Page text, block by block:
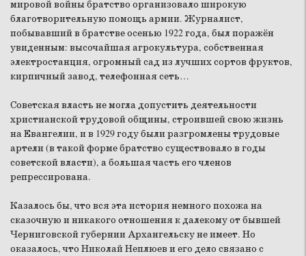
мировой войны братство организовало широкую
благотворительную помощь армии. Журналист,
побывавший в братстве осенью 1922 года, был поражён
увиденным: высочайшая агрокультура, собственная
электростанция, огромный сад из лучших сортов фруктов,
кирпичный завод, телефонная сеть…
Советская власть не могла допустить деятельности
христианской трудовой общины, строившей свою жизнь
на Евангелии, и в 1929 году были разгромлены трудовые
артели (в такой форме братство существовало в годы
советской власти), а большая часть его членов
репрессирована.
Казалось бы, что вся эта история немного похожа на
сказочную и никакого отношения к далекому от бывшей
Черниговской губернии Архангельску не имеет. Но
оказалось, что Николай Неплюев и его дело связано с